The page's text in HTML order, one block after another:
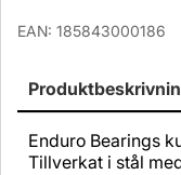
EAN: 185843000186
Enduro Bearings
Tillverkat i stål